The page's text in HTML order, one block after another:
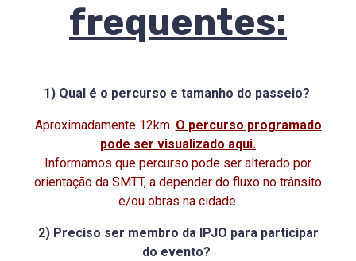
frequentes:
1) Qual é o percurso e tamanho do passeio?
Aproximadamente 12km. O percurso programado
pode ser visualizado aqui.
Informamos que percurso pode ser alterado por
orientação da SMTT, a depender do fluxo no trânsito
e/ou obras na cidade.
2) Preciso ser membro da IPJO para participar
do evento?